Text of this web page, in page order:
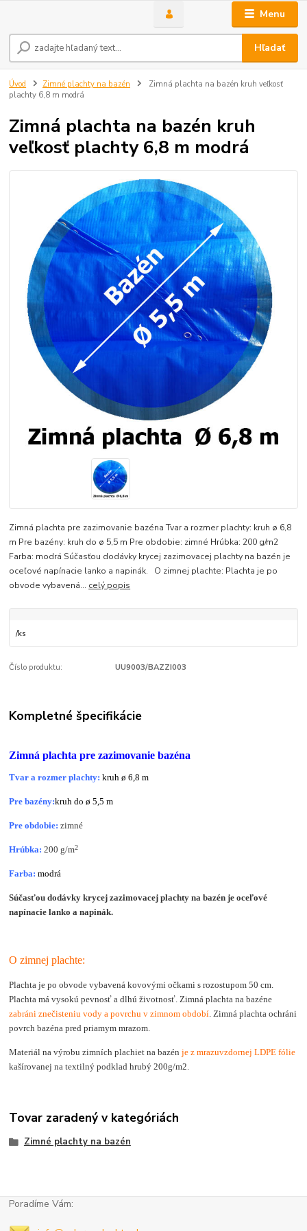
Menu
Hľadať
Úvod Zimné plachty na bazén
Zimná plachta na bazén kruh veľkosť
plachty 6,8 m modrá
Zimná plachta na bazén kruh
veľkosť plachty 6,8 m modrá
Zimná plachta pre zazimovanie bazéna Tvar a rozmer plachty: kruh ø 6,8
m Pre bazény: kruh do ø 5,5 m Pre obdobie: zimné Hrúbka: 200 g/m2
Farba: modrá Súčasťou dodávky krycej zazimovacej plachty na bazén je
oceľové napínacie lanko a napinák. O zimnej plachte: Plachta je po
obvode vybavená... celý popis
/ks
Číslo produktu: UU9003/BAZZI003
Kompletné špecifikácie
Zimná plachta pre zazimovanie bazéna
Tvar a rozmer plachty: kruh ø 6,8 m
Pre bazény:kruh doø 5,5 m
Pre obdobie: zimné
Hrúbka: 200 g/m2
Farba: modrá
Súčasťou dodávky krycej zazimovacej plachty na bazén je oceľové
napínacie lanko a napinák.
O zimnej plachte:
Plachta je po obvode vybavená kovovými očkami s rozostupom 50 cm.
Plachta má vysokú pevnosť a dlhú životnosť. Zimná plachta na bazéne
zabráni znečisteniu vody a povrchu v zimnom období. Zimná plachta ochráni
povrch bazéna pred priamym mrazom.
Materiál na výrobu zimních plachiet na bazénje z mrazuvzdornej LDPE fólie
kašírovanej na textilný podklad hrubý 200g/m2.
Tovar zaradený v kategóriách
Zimné plachty na bazén
Poradíme Vám: